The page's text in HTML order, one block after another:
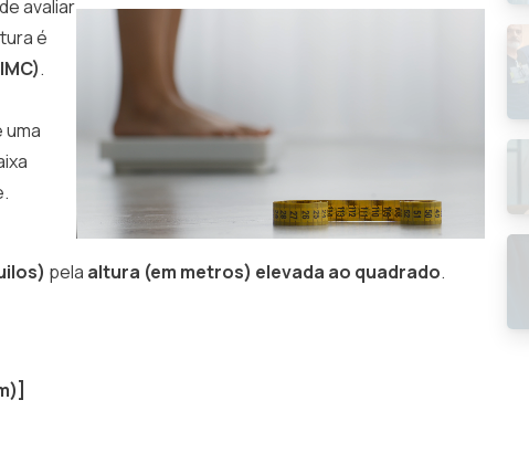
avaliar
é
.
pela altura (em metros) elevada ao quadrado.